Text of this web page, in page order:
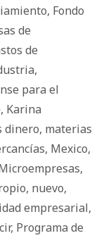
, Fondo
de
de
,
para el
, Karina
dinero, materias
, Mexico,
,
, nuevo,
empresarial,
, Programa de